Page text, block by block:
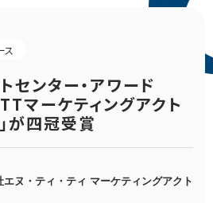
ス
センター・アワード
マーケティングアクト
が四冠受賞
エヌ・ティ・ティ マーケティングアクト